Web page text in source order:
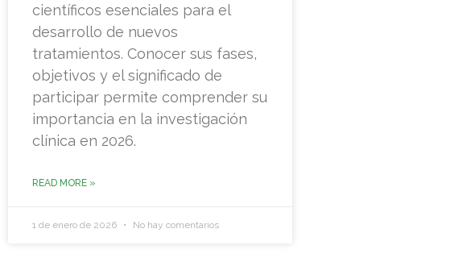
científicos esenciales para el
desarrollo de nuevos
tratamientos. Conocer sus fases,
objetivos y el significado de
participar permite comprender su
importancia en la investigación
clínica en 2026.
READ MORE »
1 de enero de 2026 No hay comentarios